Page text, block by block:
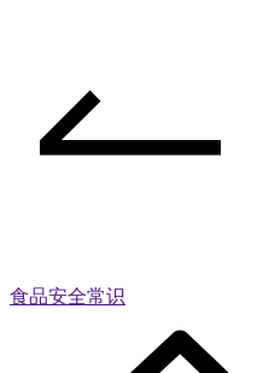
食品安全常识